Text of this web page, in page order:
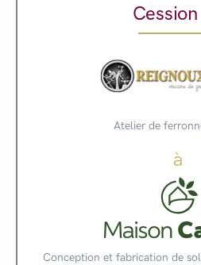
Atelier de
à
Conception et fabrication de